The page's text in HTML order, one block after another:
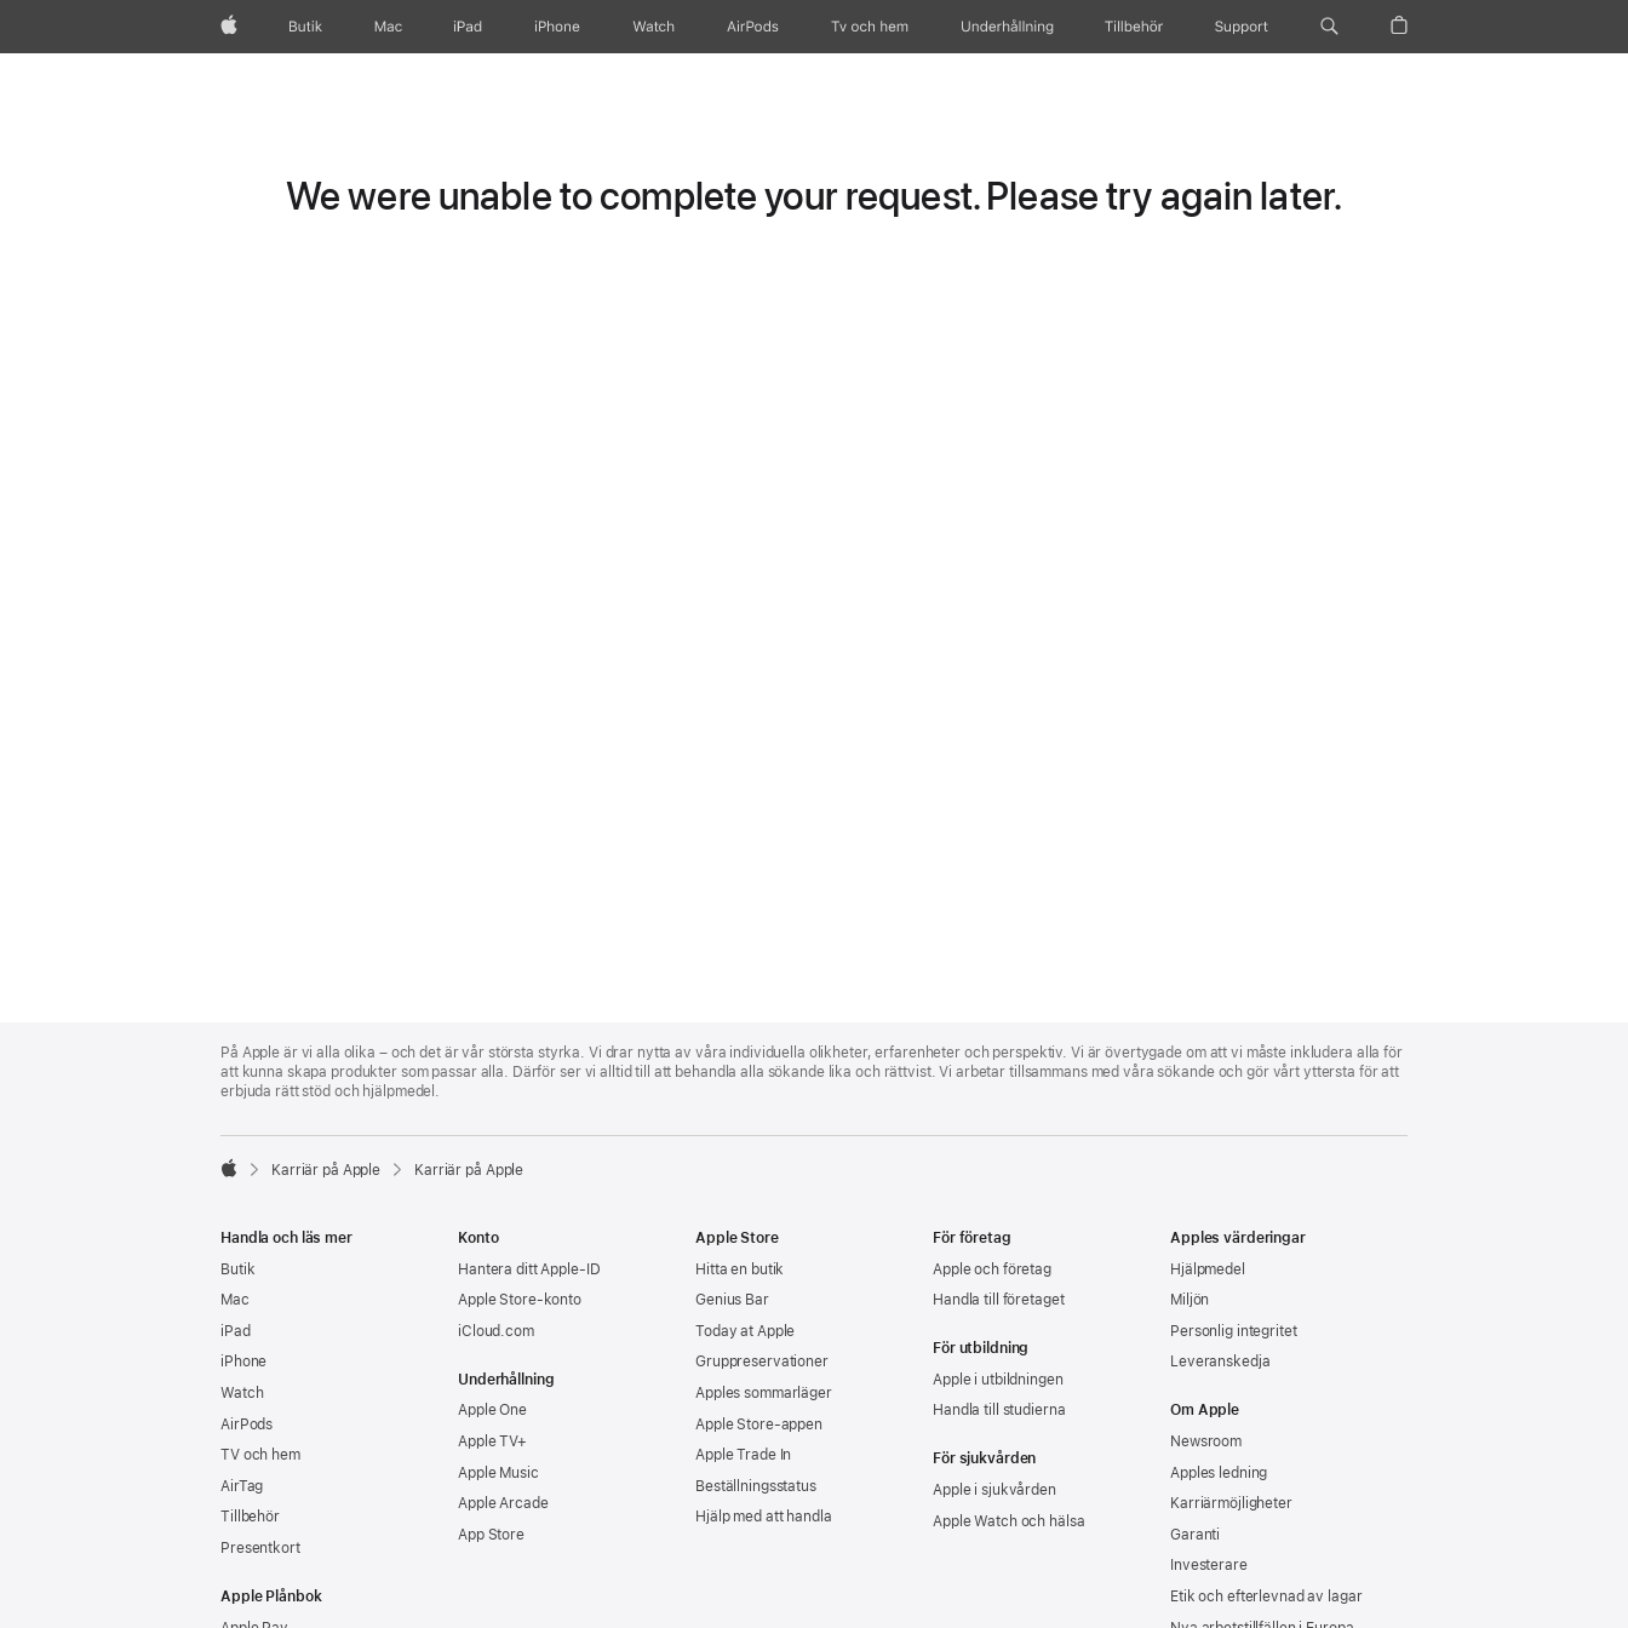
AppleButik Mac iPad iPhone Watch AirPods Tv och hem Underhållning Tillbehör Support
We were unable to complete your request. Please try again later.
Footer
På Apple är vi alla olika – och det är vår största styrka. Vi drar nytta av våra individuella olikheter, erfarenheter och perspektiv. Vi är övertygade om att vi måste inkludera alla för
att kunna skapa produkter som passar alla. Därför ser vi alltid till att behandla alla sökande lika och rättvist. Vi arbetar tillsammans med våra sökande och gör vårt yttersta för att
erbjuda rätt stöd och hjälpmedel.

Karriär på Apple Karriär på Apple
Handla och läs mer
Butik
Mac
iPad
iPhone
Watch
AirPods
TV och hem
AirTag
Tillbehör
Presentkort
Apple Plånbok
Konto
Hantera ditt Apple-ID
Apple Store-konto
iCloud.com
Underhållning
Apple One
Apple TV+
Apple Music
Apple Arcade
App Store
Apple Store
Hitta en butik
Genius Bar
Today at Apple
Gruppreservationer
Apples sommarläger
Apple Store-appen
Apple Trade In
Beställningsstatus
Hjälp med att handla
För företag
Apple och företag
Handla till företaget
För utbildning
Apple i utbildningen
Handla till studierna
För sjukvården
Apple i sjukvården
Apple Watch och hälsa
Apples värderingar
Hjälpmedel
Miljön
Personlig integritet
Leveranskedja
Om Apple
Newsroom
Apples ledning
Karriärmöjligheter
Garanti
Investerare
Etik och efterlevnad av lagar